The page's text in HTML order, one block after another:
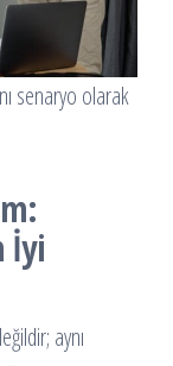
senaryo olarak
İyi
aynı